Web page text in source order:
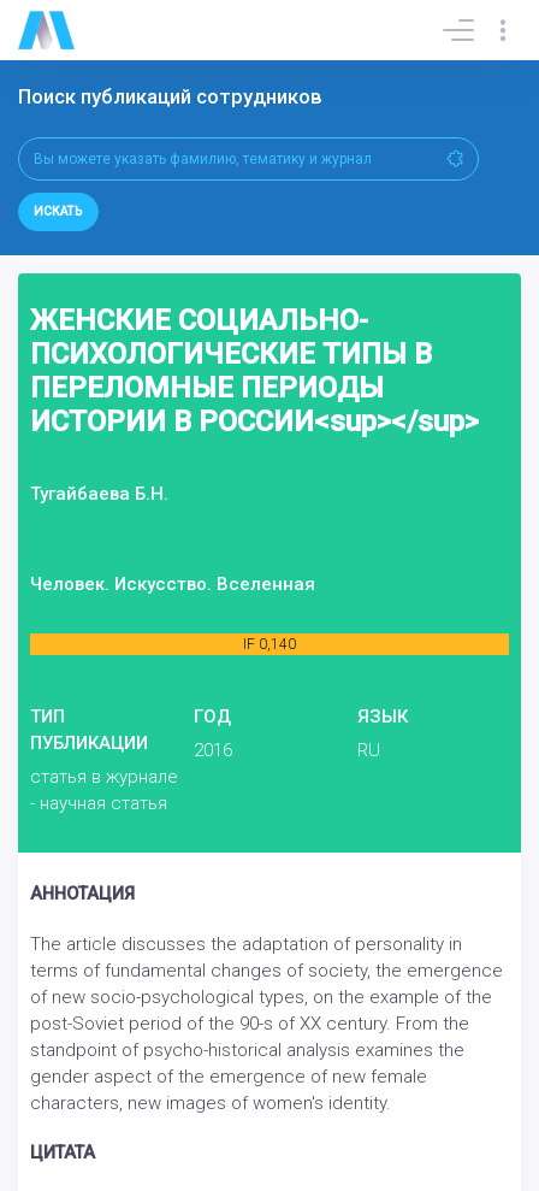
Поиск публикаций сотрудников
ИСКАТЬ
ЖЕНСКИЕ СОЦИАЛЬНО-
ПСИХОЛОГИЧЕСКИЕ ТИПЫ В
ПЕРЕЛОМНЫЕ ПЕРИОДЫ
ИСТОРИИ В РОССИИ<sup></sup>
Тугайбаева Б.Н.
Человек. Искусство. Вселенная
IF 0,140
ТИП
ПУБЛИКАЦИИ
статья в журнале
- научная статья
ГОД
2016
ЯЗЫК
RU
АННОТАЦИЯ
The article discusses the adaptation of personality in
terms of fundamental changes of society, the emergence
of new socio-psychological types, on the example of the
post-Soviet period of the 90-s of XX century. From the
standpoint of psycho-historical analysis examines the
gender aspect of the emergence of new female
characters, new images of women's identity.
ЦИТАТА